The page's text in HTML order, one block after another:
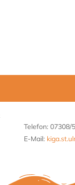
Telefon: 07308/
E-Mail: